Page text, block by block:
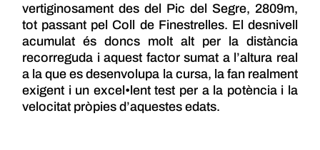
vertiginosament des del Pic del Segre, 2809m,
tot passant pel Coll de Finestrelles. El desnivell
acumulat és doncs molt alt per la distància
recorreguda i aquest factor sumat a l’altura real
a la que es desenvolupa la cursa, la fan realment
exigent i un excel•lent test per a la potència i la
velocitat pròpies d’aquestes edats.